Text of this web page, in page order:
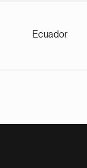
Ecuador